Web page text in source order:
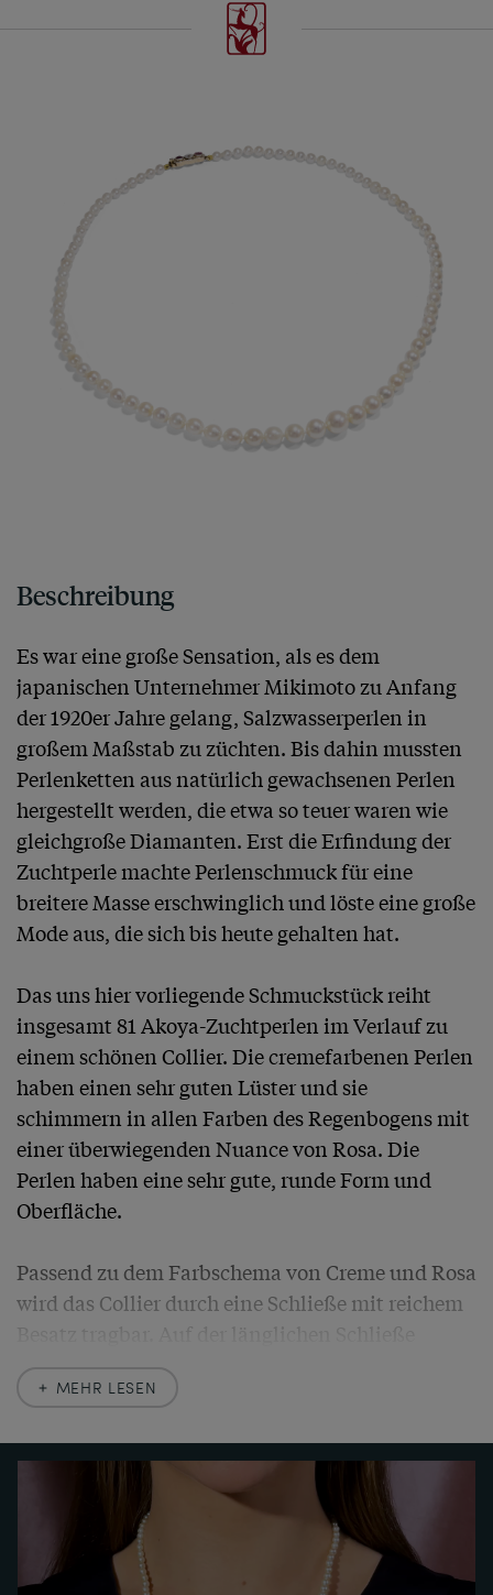
Beschreibung
Es war eine große Sensation, als es dem
japanischen Unternehmer Mikimoto zu Anfang
der 1920er Jahre gelang, Salzwasserperlen in
großem Maßstab zu züchten. Bis dahin mussten
Perlenketten aus natürlich gewachsenen Perlen
hergestellt werden, die etwa so teuer waren wie
gleichgroße Diamanten. Erst die Erfindung der
Zuchtperle machte Perlenschmuck für eine
breitere Masse erschwinglich und löste eine große
Mode aus, die sich bis heute gehalten hat.
Das uns hier vorliegende Schmuckstück reiht
insgesamt 81 Akoya-Zuchtperlen im Verlauf zu
einem schönen Collier. Die cremefarbenen Perlen
haben einen sehr guten Lüster und sie
schimmern in allen Farben des Regenbogens mit
einer überwiegenden Nuance von Rosa. Die
Perlen haben eine sehr gute, runde Form und
Oberfläche.
Passend zu dem Farbschema von Creme und Rosa
wird das Collier durch eine Schließe mit reichem
zwei natürliche und unbehandelte Rubine aus
Platin und den feinen Millegriffes entstand um
1910, vor Erfindung der Zuchtperle; die Perlen
wurden einige Dekaden später ergänzt.
Wir haben das Collier neu aufziehen und knoten
MEHR LESEN